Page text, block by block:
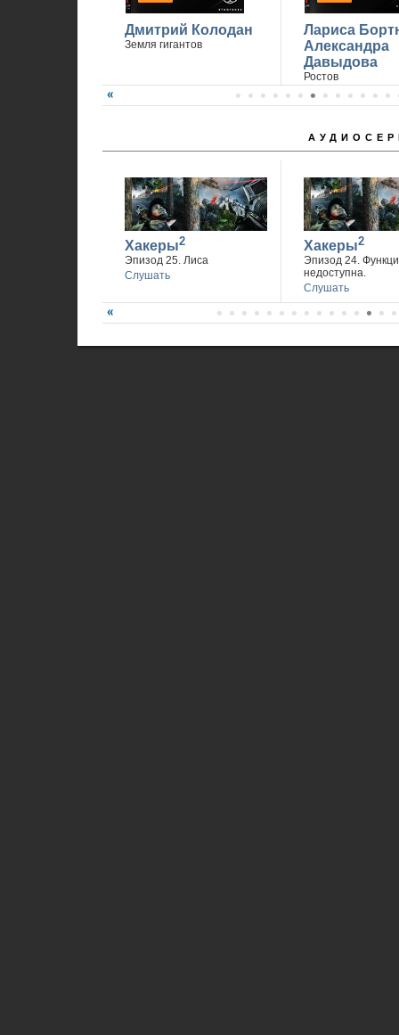
Дмитрий Колодан
Земля гигантов
Лариса
Александра
Давыдова
Ростов
Хакеры2
Эпизод 25. Лиса
Слушать
Хакеры2
Эпизод 24.
недоступна.
Слушать